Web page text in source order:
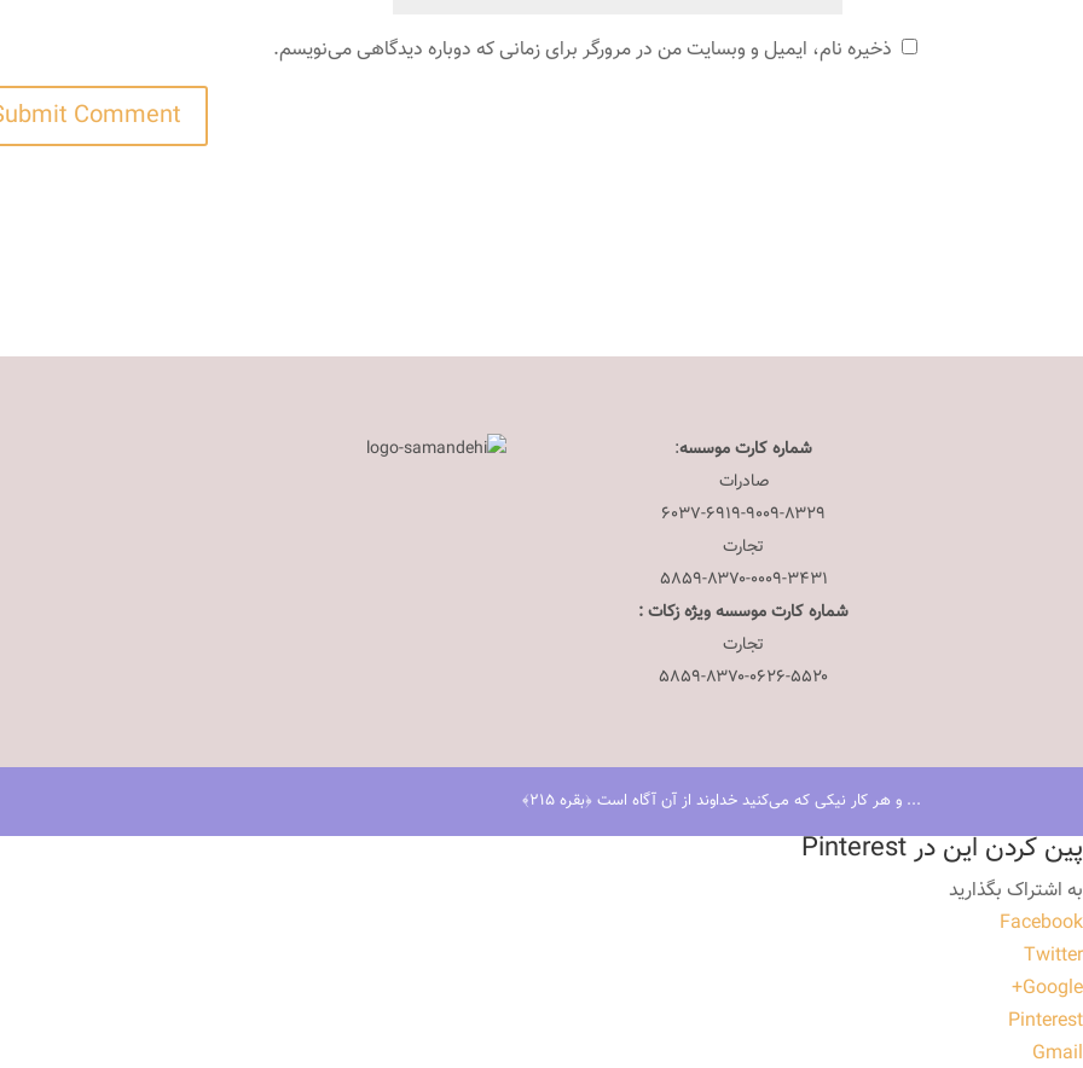
ذخیره نام، ایمیل و وبسایت من در مرورگر برای زمانی که دوباره دیدگاهی می‌نویسم.
شماره کارت موسسه:
صادرات
۶۰۳۷-۶۹۱۹-۹۰۰۹-۸۳۲۹
تجارت
۵۸۵۹-۸۳۷۰-۰۰۰۹-۳۴۳۱
شماره کارت موسسه ویژه زکات :
تجارت
۵۸۵۹-۸۳۷۰-۰۶۲۶-۵۵۲۰
... و هر کار نیکی که می‌کنید خداوند از آن آگاه است ﴿بقره ٢١٥﴾
پین کردن این در Pinterest
به اشتراک بگذارید
Facebook
Twitter
Google+
Pinterest
Gmail